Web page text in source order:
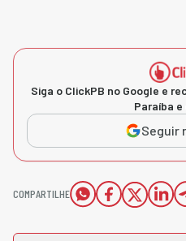
Siga o ClickPB no Google e
Paraíba e
Seguir
COMPARTILHE